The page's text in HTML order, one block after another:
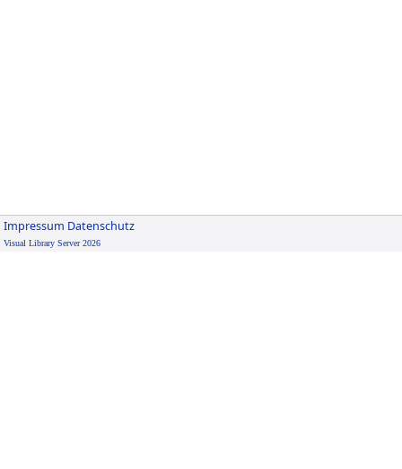
Impressum Datenschutz
Visual Library Server 2026